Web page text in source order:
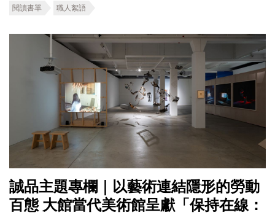
閱讀書單 職人絮語
誠品主題專欄｜以藝術連結隱形的勞動
百態 ⼤館當代美術館呈獻「保持在線：